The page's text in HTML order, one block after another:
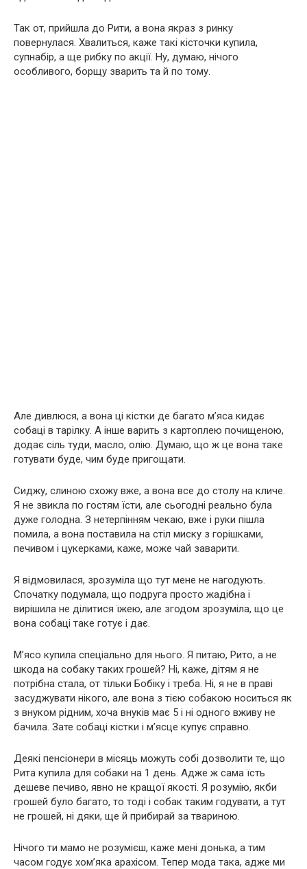
Так от, прийшла до Рити, а вона якраз з ринку
повернулася. Хвалиться, каже такі кісточки купила,
супнабір, а ще рибку по акції. Ну, думаю, нічого
особливого, борщу зварить та й по тому.
Але дивлюся, а вона ці кістки де багато м’яса кидає
собаці в тарілку. А інше варить з картоплею почищеною,
додає сіль туди, масло, олію. Думаю, що ж це вона таке
готувати буде, чим буде пригощати.
Сиджу, слиною схожу вже, а вона все до столу на кличе.
Я не звикла по гостям їсти, але сьогодні реально була
дуже голодна. З нетерпінням чекаю, вже і руки пішла
помила, а вона поставила на стіл миску з горішками,
печивом і цукерками, каже, може чай заварити.
Я відмовилася, зрозуміла що тут мене не нагодують.
Спочатку подумала, що подруга просто жадібна і
вирішила не ділитися їжею, але згодом зрозуміла, що це
вона собаці таке готує і дає.
М’ясо купила спеціально для нього. Я питаю, Рито, а не
шкода на собаку таких грошей? Ні, каже, дітям я не
потрібна стала, от тільки Бобіку і треба. Ні, я не в праві
засуджувати нікого, але вона з тією собакою носиться як
з внуком рідним, хоча внуків має 5 і ні одного вживу не
бачила. Зате собаці кістки і м’ясце купує справно.
Деякі пенсіонери в місяць можуть собі дозволити те, що
Рита купила для собаки на 1 день. Адже ж сама їсть
дешеве печиво, явно не кращої якості. Я розумію, якби
грошей було багато, то тоді і собак таким годувати, а тут
не грошей, ні дяки, ще й прибирай за твариною.
Нічого ти мамо не розумієш, каже мені донька, а тим
часом годує хом’яка арахісом. Тепер мода така, адже ми